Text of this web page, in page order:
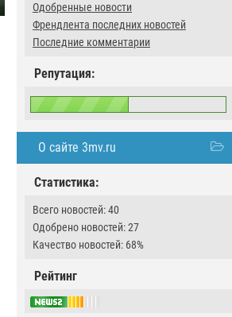
Одобренные новости
Френдлента последних новостей
Последние комментарии
Репутация:
О сайте 3mv.ru
Статистика:
Всего новостей: 40
Одобрено новостей: 27
Качество новостей: 68%
Рейтинг